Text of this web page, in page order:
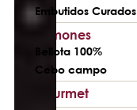
Embutidos Curados
Jamones
Bellota 100%
Cebo campo
Gourmet